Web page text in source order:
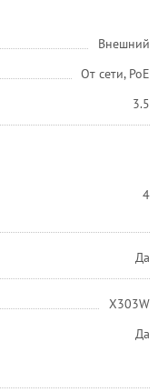
Внешний
От сети, РоЕ
3.5
4
Да
X303W
Да